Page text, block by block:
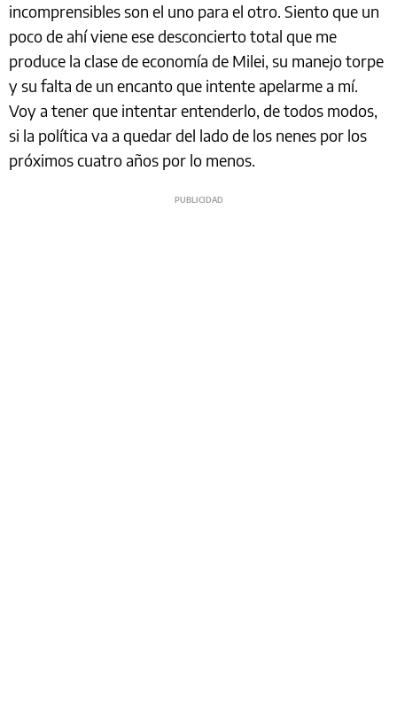
incomprensibles son el uno para el otro. Siento que un
poco de ahí viene ese desconcierto total que me
produce la clase de economía de Milei, su manejo torpe
y su falta de un encanto que intente apelarme a mí.
Voy a tener que intentar entenderlo, de todos modos,
si la política va a quedar del lado de los nenes por los
próximos cuatro años por lo menos.